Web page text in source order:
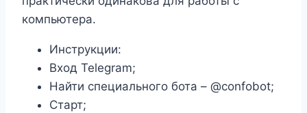
компьютера.
Инструкции:
Вход Telegram;
Найти специального бота – @confobot;
Старт;